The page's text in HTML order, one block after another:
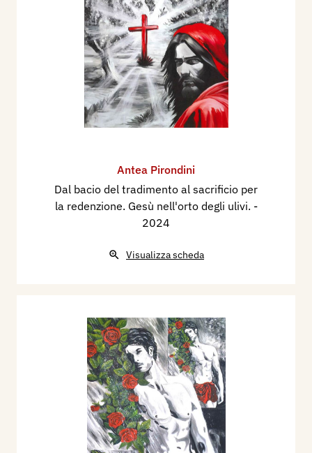
Antea Pirondini
Dal bacio del tradimento al sacrificio per
la redenzione. Gesù nell'orto degli ulivi. -
2024
Visualizza scheda